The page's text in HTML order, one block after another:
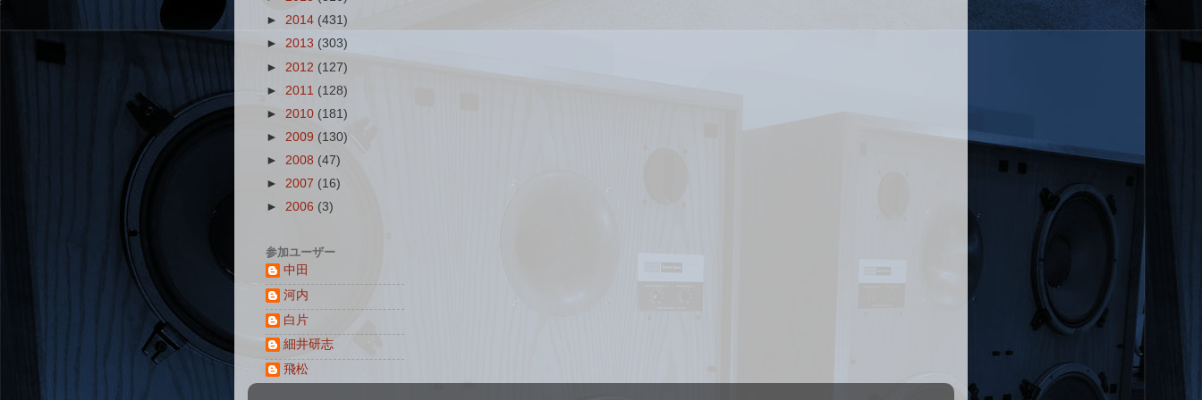
► 2014 (431)
► 2013 (303)
► 2012 (127)
► 2011 (128)
► 2010 (181)
► 2009 (130)
► 2008 (47)
► 2007 (16)
► 2006 (3)
参加ユーザー
中田
河内
白片
細井研志
飛松